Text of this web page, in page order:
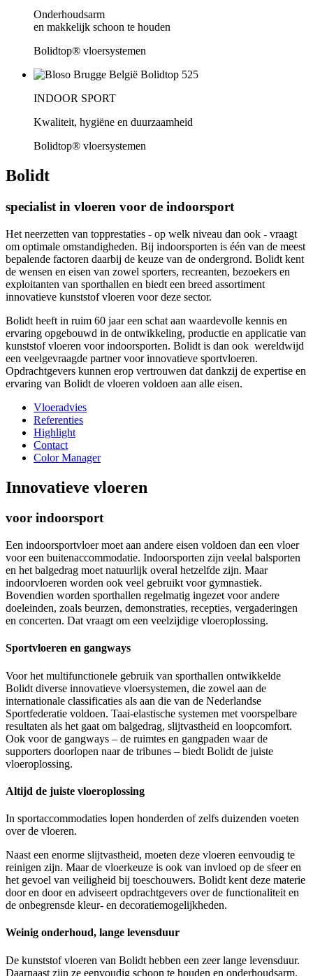
Onderhoudsarm
en makkelijk schoon te houden
Bolidtop® vloersystemen
INDOOR SPORT
Kwaliteit, hygiëne en duurzaamheid
Bolidtop® vloersystemen
Bolidt
specialist in vloeren voor de indoorsport
Het neerzetten van topprestaties - op welk niveau dan ook - vraagt
om optimale omstandigheden. Bij indoorsporten is één van de meest
bepalende factoren daarbij de keuze van de ondergrond. Bolidt kent
de wensen en eisen van zowel sporters, recreanten, bezoekers en
exploitanten van sporthallen en biedt een breed assortiment
innovatieve kunststof vloeren voor deze sector.
Bolidt heeft in ruim 60 jaar een schat aan waardevolle kennis en
ervaring opgebouwd in de ontwikkeling, productie en applicatie van
kunststof vloeren voor indoorsporten. Bolidt is dan ook wereldwijd
een veelgevraagde partner voor innovatieve sportvloeren.
Opdrachtgevers kunnen erop vertrouwen dat dankzij de expertise en
ervaring van Bolidt de vloeren voldoen aan alle eisen.
Vloeradvies
Referenties
Highlight
Contact
Color Manager
Innovatieve vloeren
voor indoorsport
Een indoorsportvloer moet aan andere eisen voldoen dan een vloer
voor een buitenaccommodatie. Indoorsporten zijn veelal balsporten
en het balgedrag moet natuurlijk overal hetzelfde zijn. Maar
indoorvloeren worden ook veel gebruikt voor gymnastiek.
Bovendien worden sporthallen regelmatig ingezet voor andere
doeleinden, zoals beurzen, demonstraties, recepties, vergaderingen
en concerten. Dat vraagt om een veelzijdige vloeroplossing.
Sportvloeren en gangways
Voor het multifunctionele gebruik van sporthallen ontwikkelde
Bolidt diverse innovatieve vloersystemen, die zowel aan de
internationale classificaties als aan die van de Nederlandse
Sportfederatie voldoen. Taai-elastische systemen met voorspelbare
resultaten als het gaat om balgedrag, slijtvastheid en loopcomfort.
Ook voor de gangways – de ruimtes en gangpaden waar de
supporters doorlopen naar de tribunes – biedt Bolidt de juiste
vloeroplossing.
Altijd de juiste vloeroplossing
In sportaccommodaties lopen honderden of zelfs duizenden voeten
over de vloeren.
Naast een enorme slijtvastheid, moeten deze vloeren eenvoudig te
reinigen zijn. Maar de vloerkeuze is ook van invloed op de sfeer en
het gevoel van veiligheid bij toeschouwers. Bolidt kent deze materie
door en door en adviseert opdrachtgevers over de functionaliteit en
de onbegrensde kleur- en decoratiemogelijkheden.
Weinig onderhoud, lange levensduur
De kunststof vloeren van Bolidt hebben een zeer lange levensduur.
Daarnaast zijn ze eenvoudig schoon te houden en onderhoudsarm.